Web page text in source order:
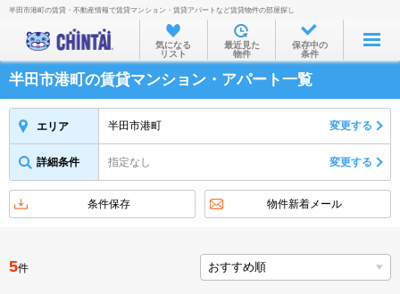
お部屋を探す
沿線・駅から
住所から
物件特集から
不動産会社から
TOP
半田市港町の賃貸・不動産情報で賃貸マンション・賃貸アパートなど賃貸物件の部屋探し
気になる
リスト
最近見た
物件
保存中の
条件
半田市港町の賃貸マンション・アパート一覧
エリア 半田市港町 変更する
詳細条件 指定なし 変更する
条件保存 物件新着メール
5件